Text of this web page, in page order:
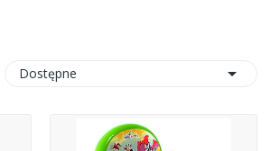
Dostępne 